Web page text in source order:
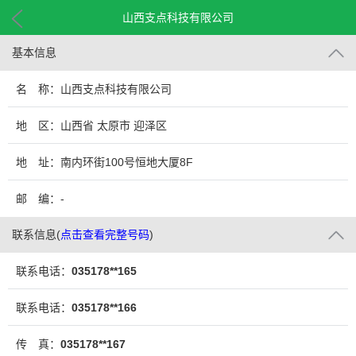
山西支点科技有限公司
基本信息
名 称：山西支点科技有限公司
地 区：山西省 太原市 迎泽区
地 址：南内环街100号恒地大厦8F
邮 编：-
联系信息(点击查看完整号码)
联系电话： 035178**165
联系电话： 035178**166
传 真： 035178**167